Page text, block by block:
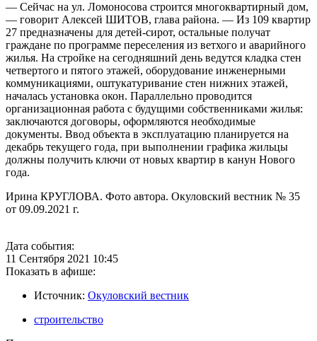
— Сейчас на ул. Ломоносова строится многоквартирный дом,
— говорит Алексей ШИТОВ, глава района. — Из 109 квартир
27 предназначены для детей-сирот, остальные получат
граждане по программе переселения из ветхого и аварийного
жилья. На стройке на сегодняшний день ведутся кладка стен
четвертого и пятого этажей, оборудование инженерными
коммуникациями, оштукатуривание стен нижних этажей,
началась установка окон. Параллельно проводится
организационная работа с будущими собственниками жилья:
заключаются договоры, оформляются необходимые
документы. Ввод объекта в эксплуатацию планируется на
декабрь текущего года, при выполнении графика жильцы
должны получить ключи от новых квартир в канун Нового
года.
Ирина КРУГЛОВА. Фото автора. Окуловский вестник № 35
от 09.09.2021 г.
Дата события:
11 Сентября 2021 10:45
Показать в афише:
Источник: Окуловский вестник
строительство